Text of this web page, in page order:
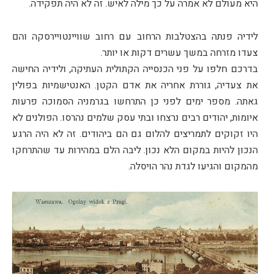
היא מעולם לא אמרה על כך מילה לאיש. זה לא היה תפקידה.
לידיה פנתה בהצטלבות הרחוב עם רחוב שוויינטויירסקה והם
צעדו מזרחה במשך עשרים דקות או יותר.
בדרכם חלפו על פני הכנסייה הקתולית העתיקה, ולידיה החישה
את צעדיה, גוררת אחריה את אדם הקטן. האנטישמיות בפולין
גאתה. מספר ימים לפני כן התרחשו בגרמניה הסמוכה פרעות
איומות, יהודים רבים נרצחו ובתי עסק שלמים נהרסו. הפולנים לא
היו זקוקים לתמריצים להלום גם הם ביהודים. זה לא היה הרגע
הנכון להיות במקום הלא נכון. ליבה הלם במהירות עד שהתרחקו
מהמקום והגיעו לגדת נהר הויסלה.